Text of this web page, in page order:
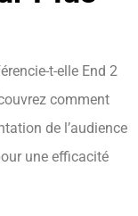
t-elle End 2
comment
de l’audience
une efficacité